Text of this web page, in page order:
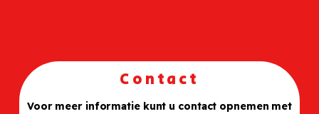
Contact
Voor meer informatie kunt u contact opnemen met